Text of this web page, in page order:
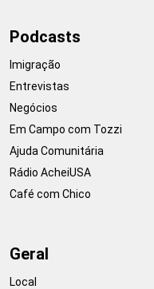
Podcasts
Imigração
Entrevistas
Negócios
Em Campo com Tozzi
Ajuda Comunitária
Rádio AcheiUSA
Café com Chico
Geral
Local